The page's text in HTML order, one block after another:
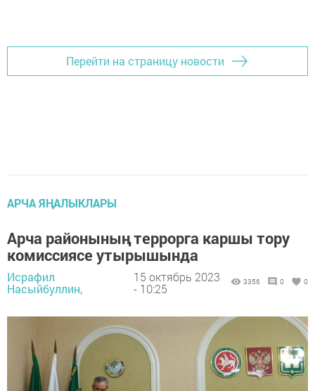
Перейти на страницу новости
АРЧА ЯҢАЛЫКЛАРЫ
Арча районының террорга каршы тору
комиссиясе утырышында
Исрафил
Насыйбуллин,
15 октябрь 2023
- 10:25
3356 0 0